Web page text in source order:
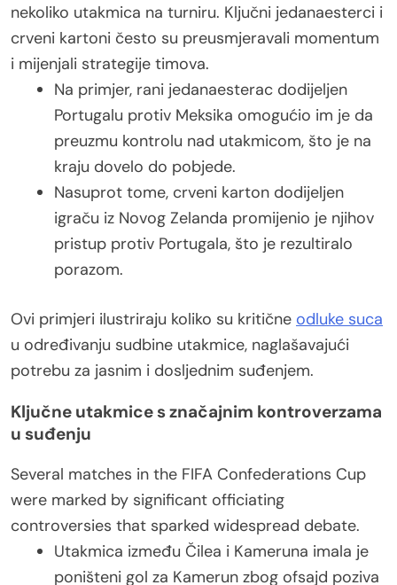
nekoliko utakmica na turniru. Ključni jedanaesterci i
crveni kartoni često su preusmjeravali momentum
i mijenjali strategije timova.
Na primjer, rani jedanaesterac dodijeljen
Portugalu protiv Meksika omogućio im je da
preuzmu kontrolu nad utakmicom, što je na
kraju dovelo do pobjede.
Nasuprot tome, crveni karton dodijeljen
igraču iz Novog Zelanda promijenio je njihov
pristup protiv Portugala, što je rezultiralo
porazom.
Ovi primjeri ilustriraju koliko su kritične odluke suca
u određivanju sudbine utakmice, naglašavajući
potrebu za jasnim i dosljednim suđenjem.
Ključne utakmice s značajnim kontroverzama
u suđenju
Several matches in the FIFA Confederations Cup
were marked by significant officiating
controversies that sparked widespread debate.
Utakmica između Čilea i Kameruna imala je
poništeni gol za Kamerun zbog ofsajd poziva